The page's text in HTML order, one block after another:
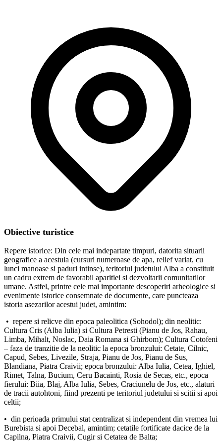
Obiective turistice
Repere istorice: Din cele mai indepartate timpuri, datorita situarii
geografice a acestuia (cursuri numeroase de apa, relief variat, cu
lunci manoase si paduri intinse), teritoriul judetului Alba a constituit
un cadru extrem de favorabil aparitiei si dezvoltarii comunitatilor
umane. Astfel, printre cele mai importante descoperiri arheologice si
evenimente istorice consemnate de documente, care puncteaza
istoria asezarilor acestui judet, amintim:
• repere si relicve din epoca paleolitica (Sohodol); din neolitic:
Cultura Cris (Alba Iulia) si Cultura Petresti (Pianu de Jos, Rahau,
Limba, Mihalt, Noslac, Daia Romana si Ghirbom); Cultura Cotofeni
– faza de tranzitie de la neolitic la epoca bronzului: Cetate, Cilnic,
Capud, Sebes, Livezile, Straja, Pianu de Jos, Pianu de Sus,
Blandiana, Piatra Craivii; epoca bronzului: Alba Iulia, Cetea, Ighiel,
Rimet, Talna, Bucium, Ceru Bacainti, Rosia de Secas, etc., epoca
fierului: Biia, Blaj, Alba Iulia, Sebes, Craciunelu de Jos, etc., alaturi
de tracii autohtoni, fiind prezenti pe teritoriul judetului si scitii si apoi
celtii;
• din perioada primului stat centralizat si independent din vremea lui
Burebista si apoi Decebal, amintim; cetatile fortificate dacice de la
Capilna, Piatra Craivii, Cugir si Cetatea de Balta;